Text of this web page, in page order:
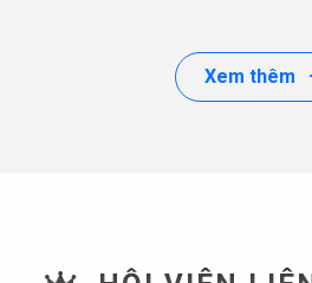
Xem thêm